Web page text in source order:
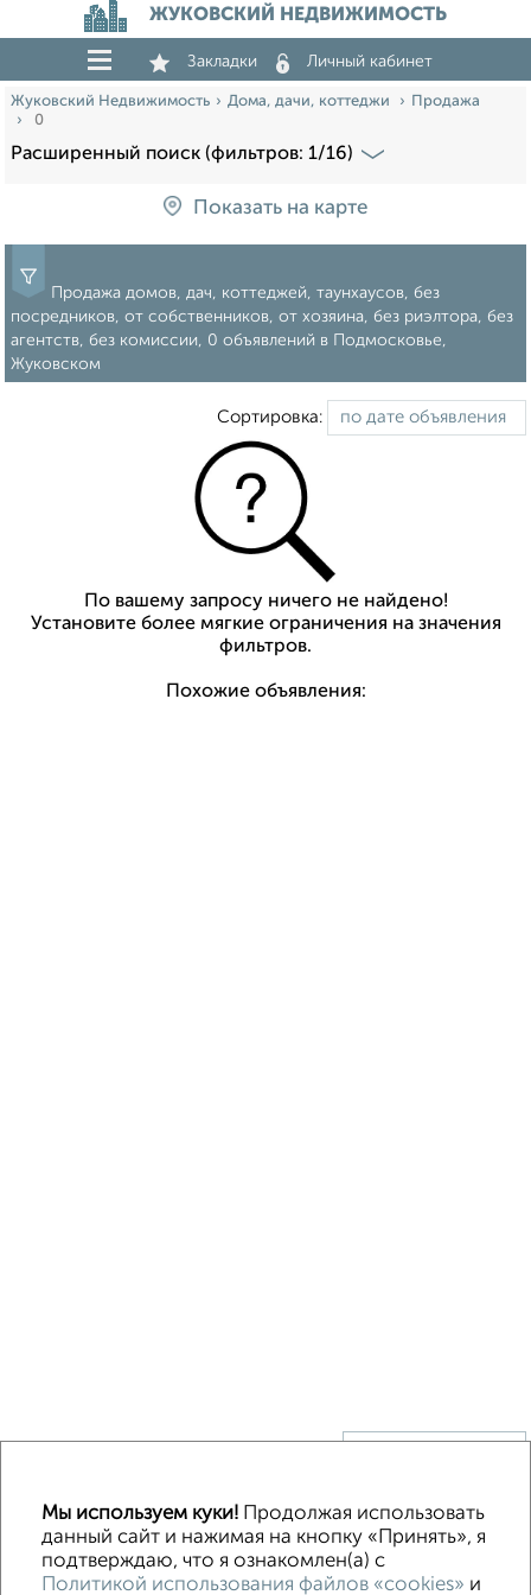
ЖУКОВСКИЙ НЕДВИЖИМОСТЬ
Закладки Личный кабинет
Жуковский Недвижимость Дома, дачи, коттеджи
Продажа
0
Расширенный поиск (фильтров: 1/16)
Показать на карте
Продажа домов, дач, коттеджей, таунхаусов, без
посредников, от собственников, от хозяина, без риэлтора, без
агентств, без комиссии, 0 объявлений в Подмосковье,
Жуковском
Сортировка:
По вашему запросу ничего не найдено!
Установите более мягкие ограничения на значения
фильтров.
Похожие объявления:
Без посредников В деревне Каркасный
Деревянный
Готовый дом Под ключ Загородный
Мы используем куки!Продолжая использовать
данный сайт и нажимая на кнопку «Принять», я
подтверждаю, что я ознакомлен(а) с
Политикой использования файлов «cookies» и